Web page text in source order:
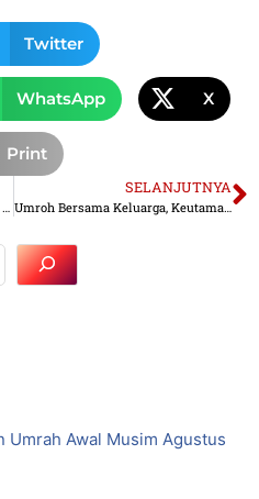
Twitter
WhatsApp X
Print
10 Oleh-Oleh Swiss, Cokelat hingga Makanan Khas Murah
SELANJUTNYA
Umroh Bersama Keluarga, Keutamaan hingga Tips
Umrah Awal Musim Agustus